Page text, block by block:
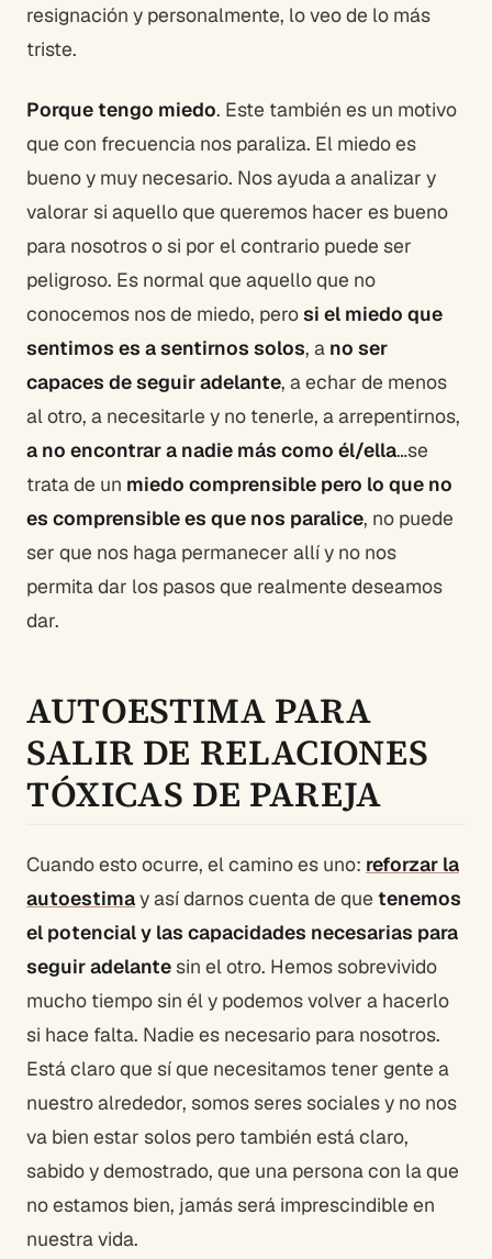
resignación y personalmente, lo veo de lo más
triste.
Porque tengo miedo. Este también es un motivo
que con frecuencia nos paraliza. El miedo es
bueno y muy necesario. Nos ayuda a analizar y
valorar si aquello que queremos hacer es bueno
para nosotros o si por el contrario puede ser
peligroso. Es normal que aquello que no
conocemos nos de miedo, perosi el miedo que
sentimos es a sentirnos solos, a no ser
capaces de seguir adelante, a echar de menos
al otro, a necesitarle y no tenerle, a arrepentirnos,
a no encontrar a nadie más como él/ella…se
trata de un miedo comprensible pero lo que no
es comprensible es que nos paralice, no puede
ser que nos haga permanecer allí y no nos
permita dar los pasos que realmente deseamos
dar.
AUTOESTIMA PARA
SALIR DE RELACIONES
TÓXICAS DE PAREJA
Cuando esto ocurre, el camino es uno: reforzar la
autoestimay así darnos cuenta de que tenemos
el potencial y las capacidades necesarias para
seguir adelantesin el otro. Hemos sobrevivido
mucho tiempo sin él y podemos volver a hacerlo
si hace falta. Nadie es necesario para nosotros.
Está claro que sí que necesitamos tener gente a
nuestro alrededor, somos seres sociales y no nos
va bien estar solos pero también está claro,
sabido y demostrado, que una persona con la que
no estamos bien, jamás será imprescindible en
nuestra vida.